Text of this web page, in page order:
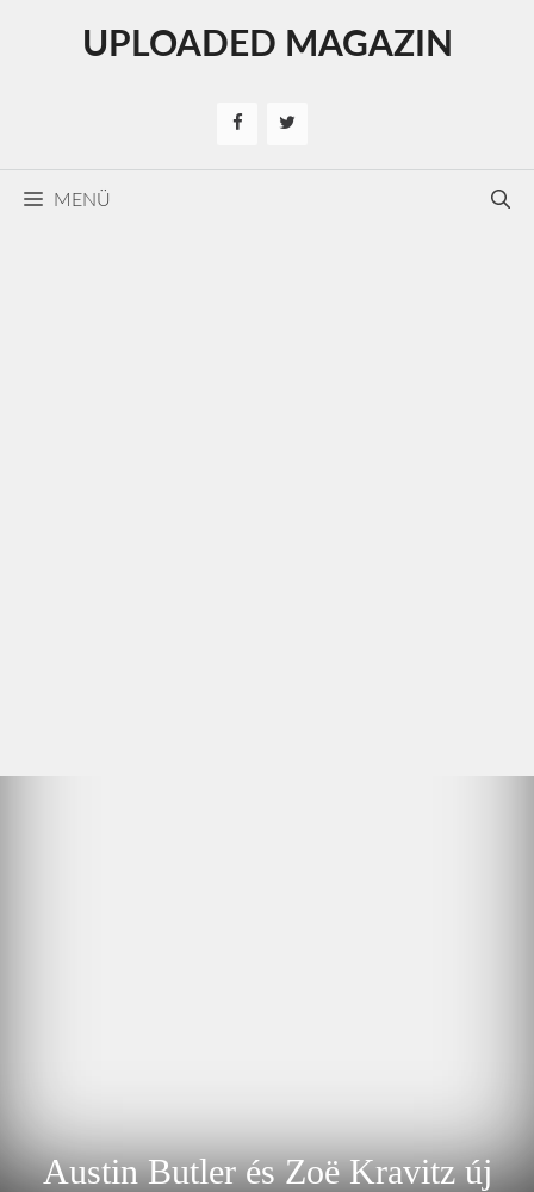
UPLOADED MAGAZIN
MENÜ
Austin Butler és Zoë Kravitz új